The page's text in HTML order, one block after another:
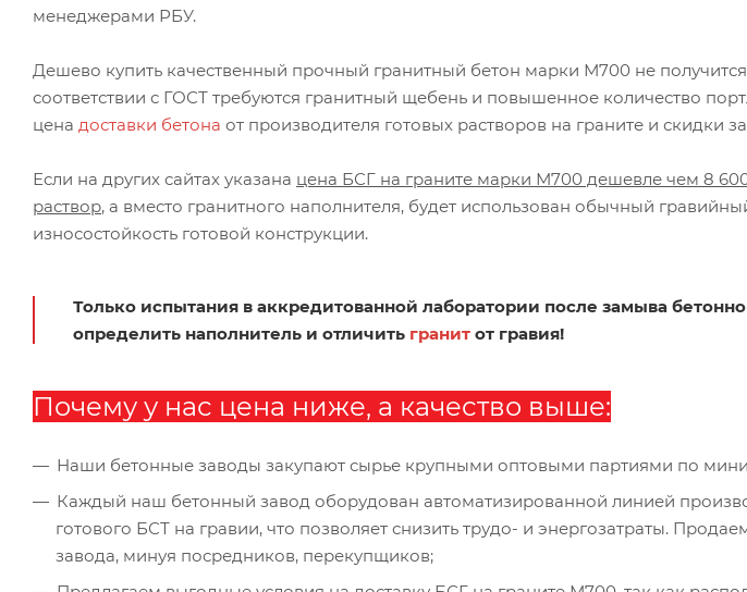
менеджерами РБУ.
Дешево купить качественный прочный гранитный бетон марки М700 не
соответствии с ГОСТ требуются гранитный щебень и повышенное количество
цена доставки бетона от производителя готовых растворов на граните и скидки
Если на других сайтах указана цена БСГ на граните марки М700 дешевле чем 8
раствор, а вместо гранитного наполнителя, будет использован обычный
износостойкость готовой конструкции.
Только испытания в аккредитованной лаборатории после замыва
определить наполнитель и отличить гранит от гравия!
Почему у нас цена ниже, а качество выше:
Наши бетонные заводы закупают сырье крупными оптовыми партиями по
Каждый наш бетонный завод оборудован автоматизированной линией
готового БСТ на гравии, что позволяет снизить трудо- и энергозатраты.
завода, минуя посредников, перекупщиков;